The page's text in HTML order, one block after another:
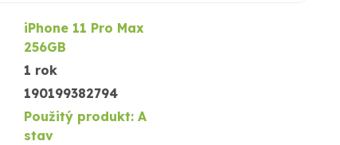
iPhone 11 Pro Max
256GB
1 rok
190199382794
Použitý produkt: A
stav